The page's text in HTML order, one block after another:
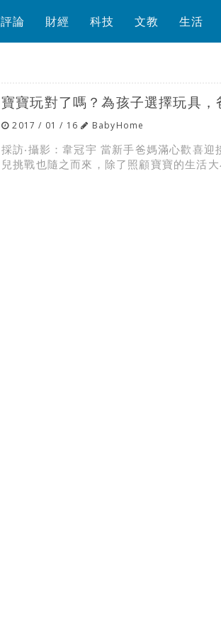
評論 財經 科技 文教 生活
寶寶玩對了嗎？為孩子選擇玩具
2017 / 01 / 16 BabyHome
採訪‧攝影：韋冠宇 當新手爸媽滿心歡喜迎
兒挑戰也隨之而來，除了照顧寶寶的生活